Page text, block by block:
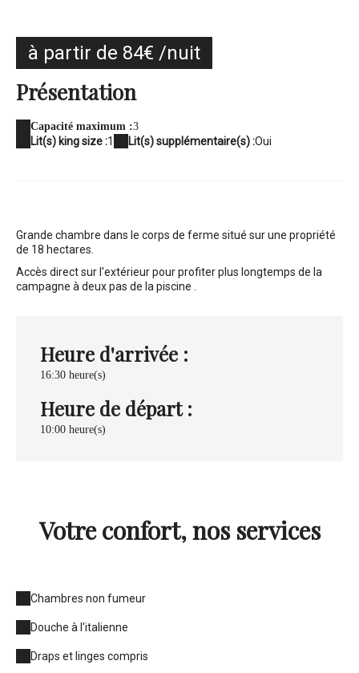
à partir de 84€ /nuit
Présentation
Capacité maximum :3
Lit(s) king size :1 Lit(s) supplémentaire(s) :Oui
Grande chambre dans le corps de ferme situé sur une propriété
de 18 hectares.
Accès direct sur l'extérieur pour profiter plus longtemps de la
campagne à deux pas de la piscine .
Heure d'arrivée :
16:30 heure(s)
Heure de départ :
10:00 heure(s)
Votre confort, nos services
Chambres non fumeur
Douche à l'italienne
Draps et linges compris